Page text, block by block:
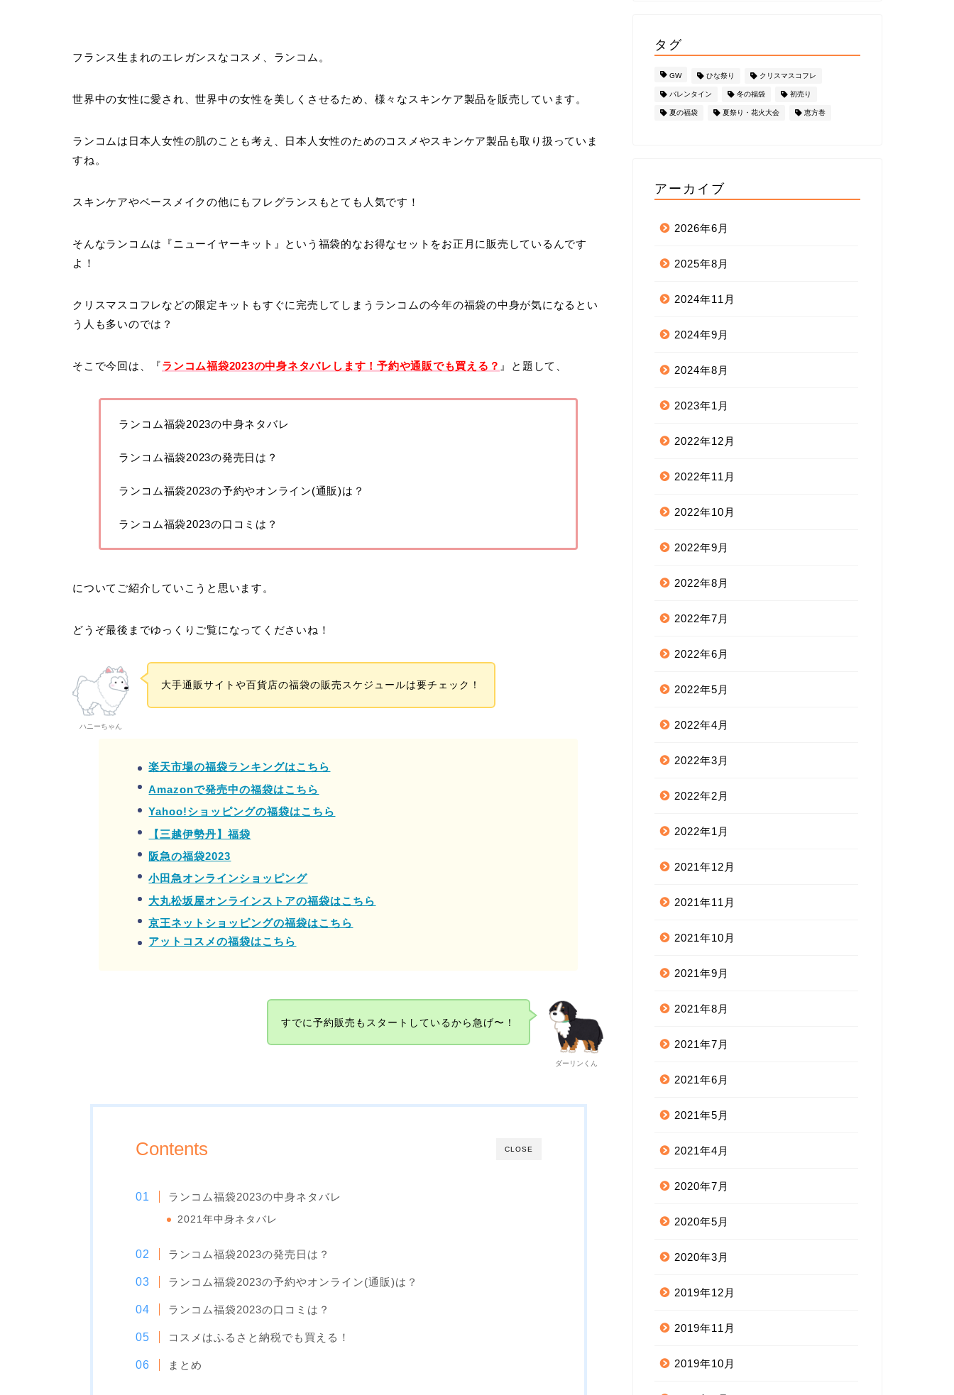
フランス生まれのエレガンスなコスメ、ランコム。
世界中の女性に愛され、世界中の女性を美しくさせるため、様々なスキンケア製品を販売しています。
ランコムは日本人女性の肌のことも考え、日本人女性のためのコスメやスキンケア製品も取り扱っていま
すね。
スキンケアやベースメイクの他にもフレグランスもとても人気です！
そんなランコムは『ニューイヤーキット』という福袋的なお得なセットをお正月に販売しているんです
よ！
クリスマスコフレなどの限定キットもすぐに完売してしまうランコムの今年の福袋の中身が気になるとい
う人も多いのでは？
そこで今回は、『ランコム福袋2023の中身ネタバレします！予約や通販でも買える？ 』と題して、
ランコム福袋2023の中身ネタバレ
ランコム福袋2023の発売日は？
ランコム福袋2023の予約やオンライン(通販)は？
ランコム福袋2023の口コミは？
についてご紹介していこうと思います。
どうぞ最後までゆっくりご覧になってくださいね！
ハニーちゃん
大手通販サイトや百貨店の福袋の販売スケジュールは要チェック！
楽天市場の福袋ランキングはこちら
Amazonで発売中の福袋はこちら
Yahoo!ショッピングの福袋はこちら
【三越伊勢丹】福袋
阪急の福袋2023
小田急オンラインショッピング
大丸松坂屋オンラインストアの福袋はこちら
京王ネットショッピングの福袋はこちら
アットコスメの福袋はこちら
ダーリンくん
すでに予約販売もスタートしているから急げ〜！
CLOSE
Contents
ランコム福袋2023の中身ネタバレ
2021年中身ネタバレ
ランコム福袋2023の発売日は？
ランコム福袋2023の予約やオンライン(通販)は？
ランコム福袋2023の口コミは？
コスメはふるさと納税でも買える！
まとめ
タグ
GW ひな祭り クリスマスコフレ
バレンタイン 冬の福袋 初売り
夏の福袋 夏祭り・花火大会 恵方巻
アーカイブ
2026年6月
2025年8月
2024年11月
2024年9月
2024年8月
2023年1月
2022年12月
2022年11月
2022年10月
2022年9月
2022年8月
2022年7月
2022年6月
2022年5月
2022年4月
2022年3月
2022年2月
2022年1月
2021年12月
2021年11月
2021年10月
2021年9月
2021年8月
2021年7月
2021年6月
2021年5月
2021年4月
2020年7月
2020年5月
2020年3月
2019年12月
2019年11月
2019年10月